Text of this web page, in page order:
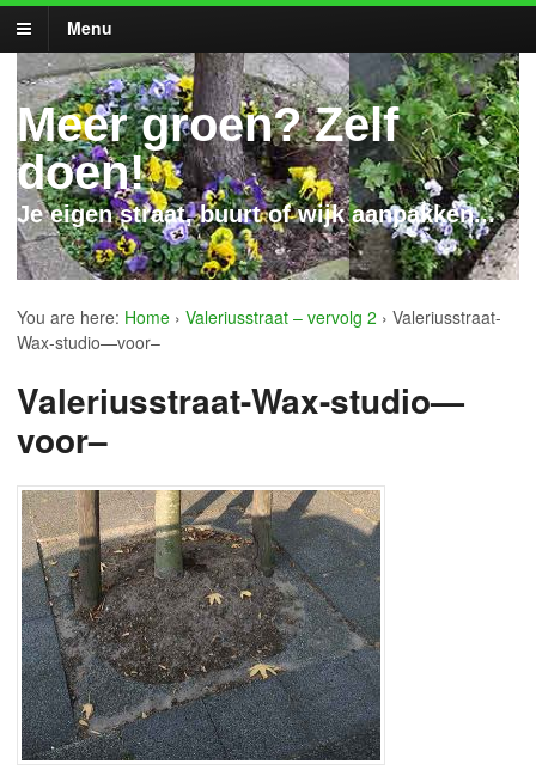
Menu
Meer groen? Zelf
doen!
Je eigen straat, buurt of wijk aanpakken...
You are here: Home › Valeriusstraat – vervolg 2 › Valeriusstraat-
Wax-studio—voor–
Valeriusstraat-Wax-studio—
voor–